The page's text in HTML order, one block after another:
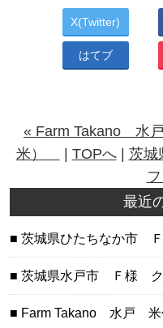
X(Twitter)
はてブ
« Farm Takano 水
米）
TOPへ| 茨
最近
茨城県ひたちなか市
茨城県水戸市 Ｆ様 ク
Farm Takano 水戸 米